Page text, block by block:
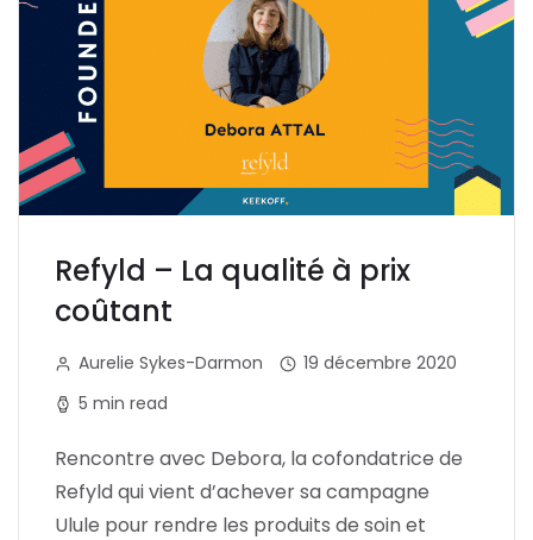
Refyld – La qualité à prix
coûtant
Aurelie Sykes-Darmon
19 décembre 2020
5 min read
Rencontre avec Debora, la cofondatrice de
Refyld qui vient d’achever sa campagne
Ulule pour rendre les produits de soin et